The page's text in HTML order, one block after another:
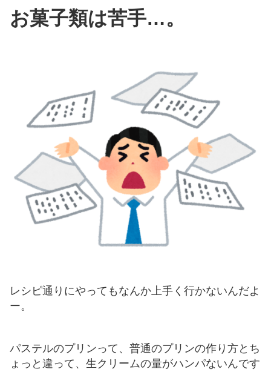
お菓子類は苦手…。
レシピ通りにやってもなんか上手く行かないんだよ
ー。
パステルのプリンって、普通のプリンの作り方とち
ょっと違って、生クリームの量がハンパないんです